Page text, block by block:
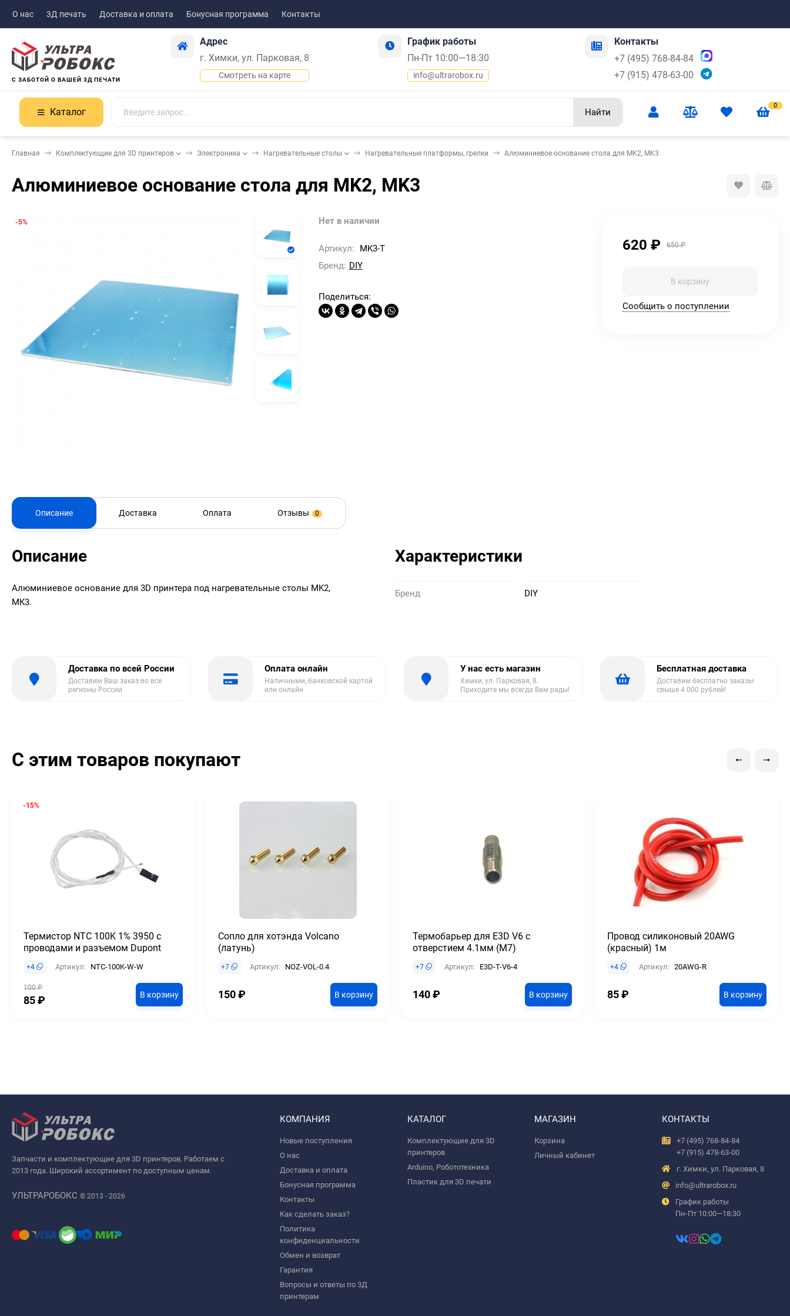
О нас 3Д печать Доставка и оплата Бонусная программа Контакты
С ЗАБОТОЙ О ВАШЕЙ 3Д ПЕЧАТИ
Адрес
г. Химки, ул. Парковая, 8
Смотреть на карте
График работы
Пн-Пт 10:00—18:30
info@ultrarobox.ru
Контакты
+7 (495) 768-84-84
+7 (915) 478-63-00
Каталог Найти
0
Главная Комплектующие для 3D принтеров Электроника Нагревательные столы Нагревательные платформы, грелки Алюминиевое основание стола для MK2, MK3
Алюминиевое основание стола для MK2, MK3
-5% Нет в наличии
Артикул:
MK3-T
Бренд: DIY
Поделиться:
620 ₽ 650₽
В корзину
Сообщить о поступлении
Описание Доставка Оплата Отзывы 0
Описание
Алюминиевое основание для 3D принтера под нагревательные столы MK2,
MK3.
Характеристики
Бренд DIY
Доставка по всей России
Доставим Ваш заказ во все
регионы России
Оплата онлайн
Наличными, банковской картой
или онлайн
У нас есть магазин
Химки, ул. Парковая, 8.
Приходите мы всегда Вам рады!
Бесплатная доставка
Доставим бесплатно заказы
свыше 4 000 рублей!
С этим товаров покупают
-15%
Термистор NTC 100K 1% 3950 с
проводами и разъемом Dupont
+4 Артикул: NTC-100K-W-W
100₽
85₽ В корзину
Сопло для хотэнда Volcano
(латунь)
+7 Артикул: NOZ-VOL-0.4
150₽ В корзину
Термобарьер для E3D V6 с
отверстием 4.1мм (М7)
+7 Артикул: E3D-T-V6-4
140₽ В корзину
Провод силиконовый 20AWG
(красный) 1м
+4 Артикул: 20AWG-R
85₽ В корзину
Запчасти и комплектующие для 3D принтеров. Работаем с
2013 года. Широкий ассортимент по доступным ценам.
УЛЬТРАРОБОКС © 2013 - 2026
КОМПАНИЯ
Новые поступления
О нас
Доставка и оплата
Бонусная программа
Контакты
Как сделать заказ?
Политика
конфиденциальности
Обмен и возврат
Гарантия
Вопросы и ответы по 3Д
принтерам
КАТАЛОГ
Комплектующие для 3D
принтеров
Arduino, Робототехника
Пластик для 3D печати
МАГАЗИН
Корзина
Личный кабинет
КОНТАКТЫ
+7 (495) 768-84-84
+7 (915) 478-63-00
г. Химки, ул. Парковая, 8
info@ultrarobox.ru
График работы
Пн-Пт 10:00—18:30